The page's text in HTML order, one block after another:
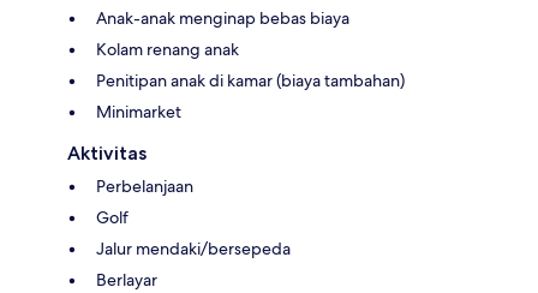
Anak-anak menginap bebas biaya
Kolam renang anak
Penitipan anak di kamar (biaya tambahan)
Minimarket
Aktivitas
Perbelanjaan
Golf
Jalur mendaki/bersepeda
Berlayar